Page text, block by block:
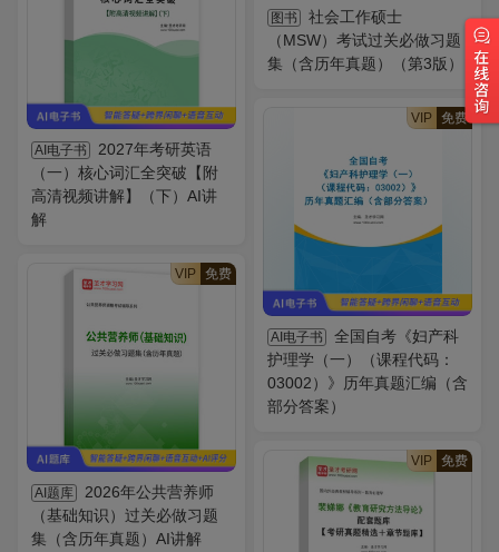
图书
社会工作硕士
（MSW）考试过关必做习题
集（含历年真题）（第3版）
AI电子书
2027年考研英语
（一）核心词汇全突破【附
高清视频讲解】（下）AI讲
解
VIP 免费
AI电子书
全国自考《妇产科
护理学（一）（课程代码：
03002）》历年真题汇编（含
部分答案）
VIP 免费
AI题库
2026年公共营养师
（基础知识）过关必做习题
集（含历年真题）AI讲解
VIP 免费